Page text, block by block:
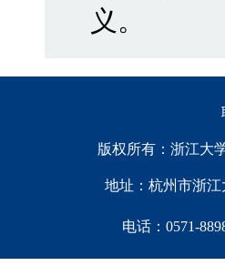
义。
版权所有：浙江大
地址：杭州市浙江
电话：0571-